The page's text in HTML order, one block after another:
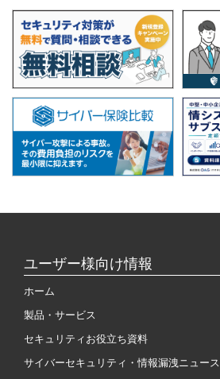
ユーザー様向け情報
ホーム
製品・サービス
セキュリティお役立ち資料
サイバーセキュリティ・情報漏洩ニュース